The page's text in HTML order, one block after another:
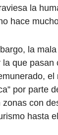
la
hace
la
que
por parte
con
hasta